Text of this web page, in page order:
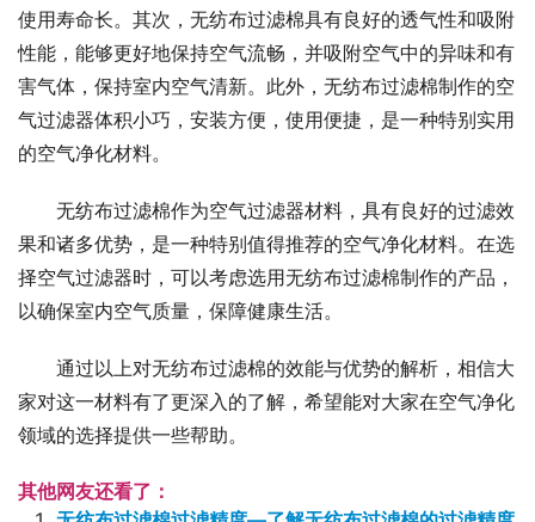
使用寿命长。其次，无纺布过滤棉具有良好的透气性和吸附
性能，能够更好地保持空气流畅，并吸附空气中的异味和有
害气体，保持室内空气清新。此外，无纺布过滤棉制作的空
气过滤器体积小巧，安装方便，使用便捷，是一种特别实用
的空气净化材料。
无纺布过滤棉作为空气过滤器材料，具有良好的过滤效
果和诸多优势，是一种特别值得推荐的空气净化材料。在选
择空气过滤器时，可以考虑选用无纺布过滤棉制作的产品，
以确保室内空气质量，保障健康生活。
通过以上对无纺布过滤棉的效能与优势的解析，相信大
家对这一材料有了更深入的了解，希望能对大家在空气净化
领域的选择提供一些帮助。
其他网友还看了：